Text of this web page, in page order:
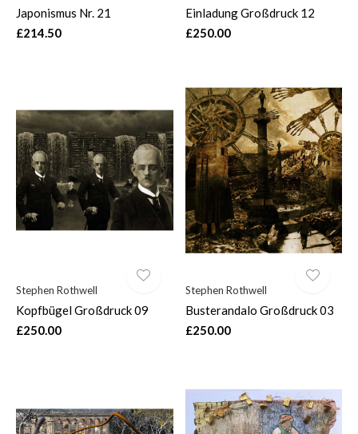
Japonismus Nr. 21
£214.50
Einladung Großdruck 12
£250.00
Stephen Rothwell
Kopfbügel Großdruck 09
£250.00
Stephen Rothwell
Busterandalo Großdruck 03
£250.00